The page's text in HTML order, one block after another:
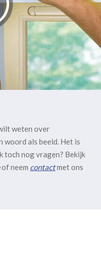
weten over
woord als beeld. Het is
toch nog vragen? Bekijk
of neem contactmet ons